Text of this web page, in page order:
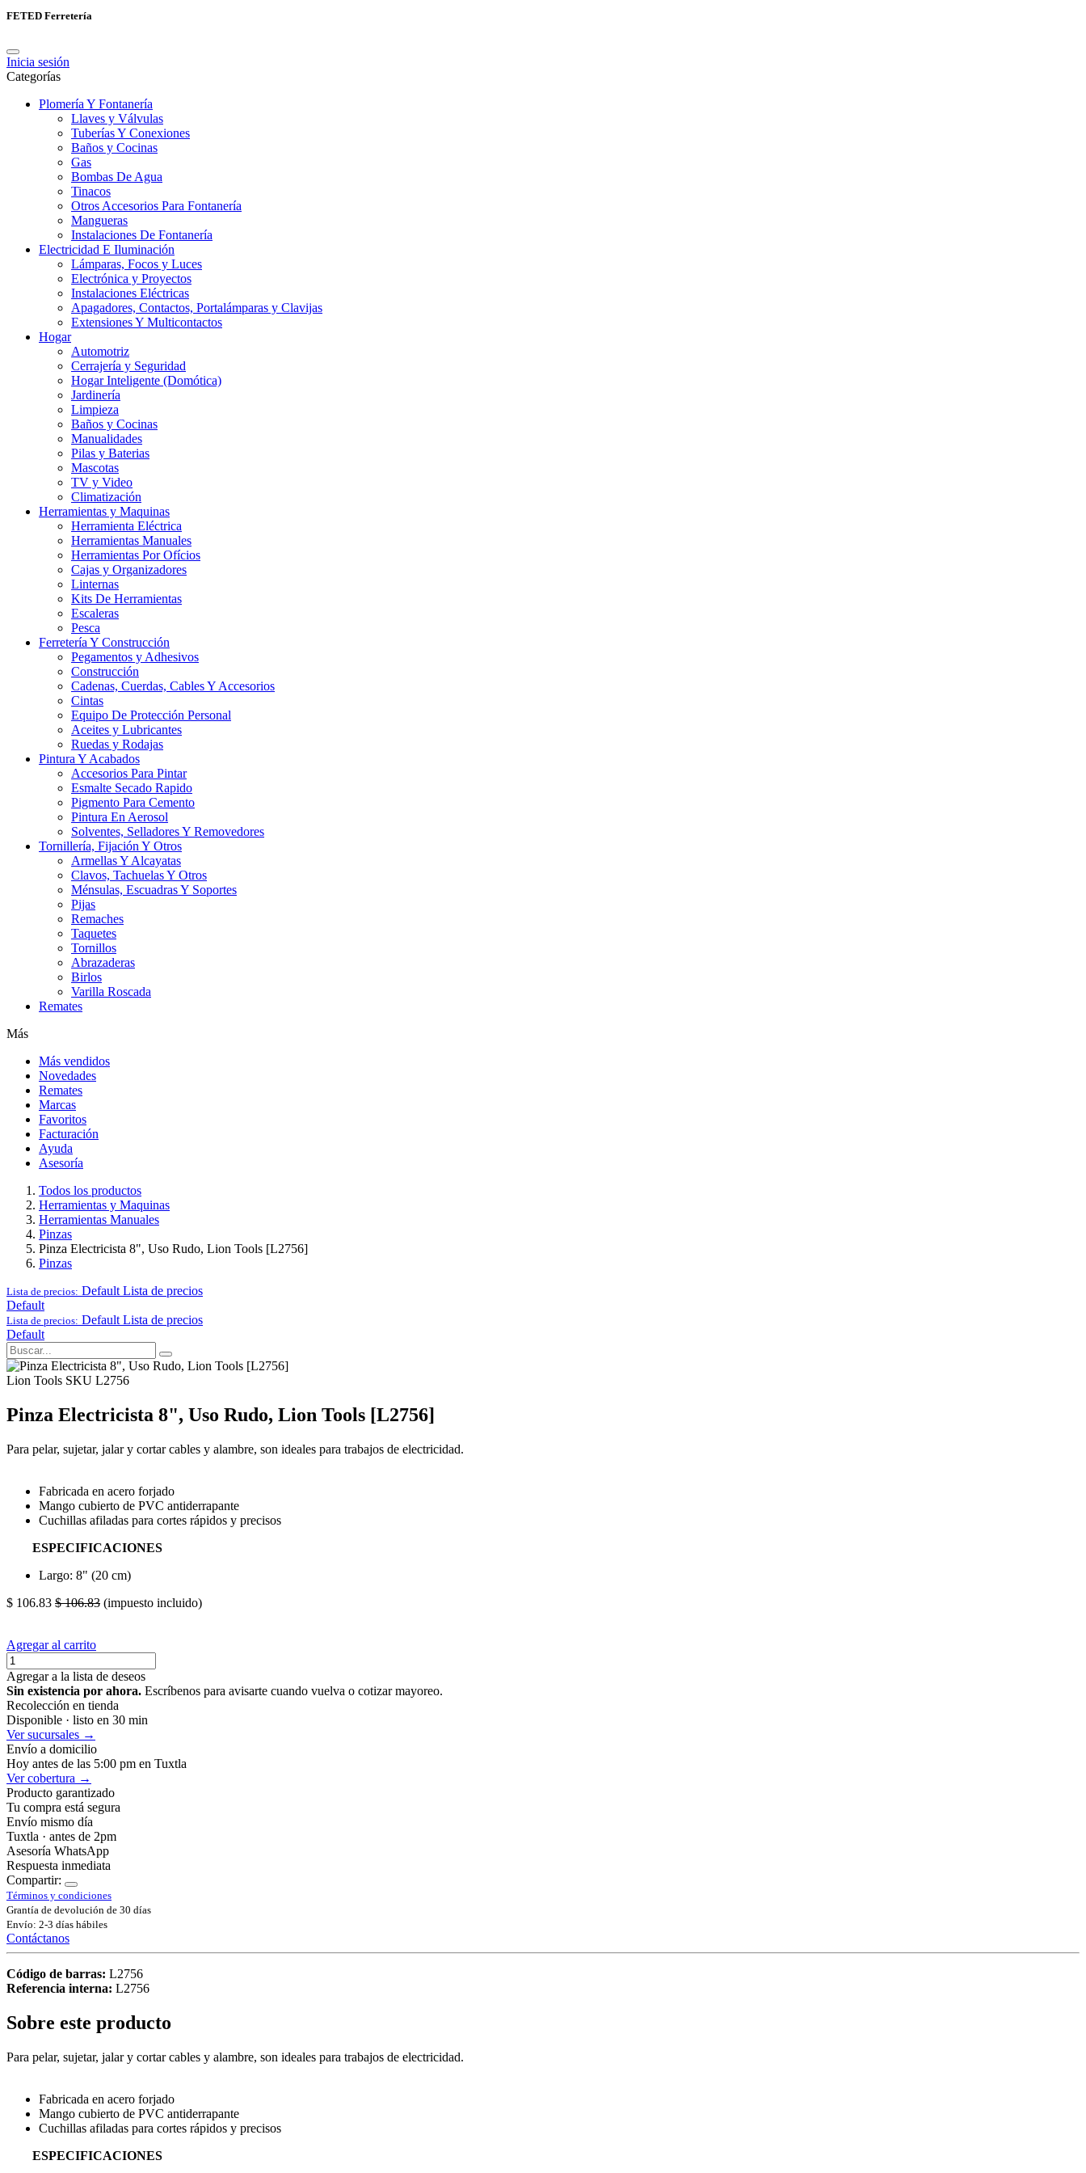
FETED Ferretería
Inicia sesión
Categorías
Plomería Y Fontanería
Llaves y Válvulas
Tuberías Y Conexiones
Baños y Cocinas
Gas
Bombas De Agua
Tinacos
Otros Accesorios Para Fontanería
Mangueras
Instalaciones De Fontanería
Electricidad E Iluminación
Lámparas, Focos y Luces
Electrónica y Proyectos
Instalaciones Eléctricas
Apagadores, Contactos, Portalámparas y Clavijas
Extensiones Y Multicontactos
Hogar
Automotriz
Cerrajería y Seguridad
Hogar Inteligente (Domótica)
Jardinería
Limpieza
Baños y Cocinas
Manualidades
Pilas y Baterias
Mascotas
TV y Video
Climatización
Herramientas y Maquinas
Herramienta Eléctrica
Herramientas Manuales
Herramientas Por Ofícios
Cajas y Organizadores
Linternas
Kits De Herramientas
Escaleras
Pesca
Ferretería Y Construcción
Pegamentos y Adhesivos
Construcción
Cadenas, Cuerdas, Cables Y Accesorios
Cintas
Equipo De Protección Personal
Aceites y Lubricantes
Ruedas y Rodajas
Pintura Y Acabados
Accesorios Para Pintar
Esmalte Secado Rapido
Pigmento Para Cemento
Pintura En Aerosol
Solventes, Selladores Y Removedores
Tornillería, Fijación Y Otros
Armellas Y Alcayatas
Clavos, Tachuelas Y Otros
Ménsulas, Escuadras Y Soportes
Pijas
Remaches
Taquetes
Tornillos
Abrazaderas
Birlos
Varilla Roscada
Remates
Más
Más vendidos
Novedades
Remates
Marcas
Favoritos
Facturación
Ayuda
Asesoría
Todos los productos
Herramientas y Maquinas
Herramientas Manuales
Pinzas
Pinza Electricista 8", Uso Rudo, Lion Tools [L2756]
Pinzas
Lista de precios: Default Lista de precios
Default
Lista de precios: Default Lista de precios
Default
Lion Tools SKU L2756
Pinza Electricista 8", Uso Rudo, Lion Tools [L2756]
Para pelar, sujetar, jalar y cortar cables y alambre, son ideales para trabajos de electricidad.
Fabricada en acero forjado
Mango cubierto de PVC antiderrapante
Cuchillas afiladas para cortes rápidos y precisos
ESPECIFICACIONES
Largo: 8" (20 cm)
$ 106.83 $106.83 (impuesto incluido)
Agregar al carrito
Agregar a la lista de deseos
Sin existencia por ahora. Escríbenos para avisarte cuando vuelva o cotizar mayoreo.
Recolección en tienda
Disponible · listo en 30 min
Ver sucursales →
Envío a domicilio
Hoy antes de las 5:00 pm en Tuxtla
Ver cobertura →
Producto garantizado
Tu compra está segura
Envío mismo día
Tuxtla · antes de 2pm
Asesoría WhatsApp
Respuesta inmediata
Compartir:
Términos y condiciones
Grantía de devolución de 30 días
Envío: 2-3 días hábiles
Contáctanos
Código de barras: L2756
Referencia interna: L2756
Sobre este producto
Para pelar, sujetar, jalar y cortar cables y alambre, son ideales para trabajos de electricidad.
Fabricada en acero forjado
Mango cubierto de PVC antiderrapante
Cuchillas afiladas para cortes rápidos y precisos
ESPECIFICACIONES